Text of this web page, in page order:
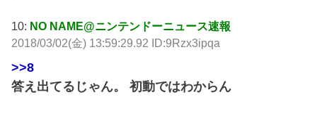
10: NO NAME@ニンテンドーニュース速報
2018/03/02(金) 13:59:29.92 ID:9Rzx3ipqa
>>8
答え出てるじゃん。 初動ではわからん